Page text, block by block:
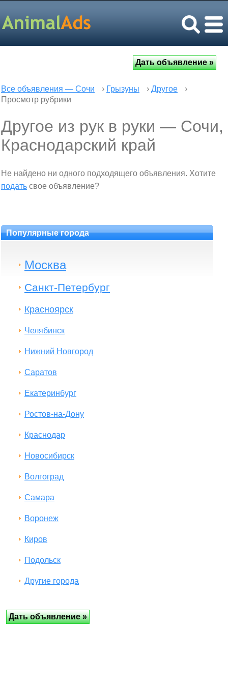
Все объявления — Сочи › Грызуны › Другое
›
Просмотр рубрики
Другое из рук в руки — Сочи,
Краснодарский край
Не найдено ни одного подходящего объявления. Хотите
подать свое объявление?
Популярные города
Москва
Санкт-Петербург
Красноярск
Челябинск
Нижний Новгород
Саратов
Екатеринбург
Ростов-на-Дону
Краснодар
Новосибирск
Волгоград
Самара
Воронеж
Киров
Подольск
Другие города